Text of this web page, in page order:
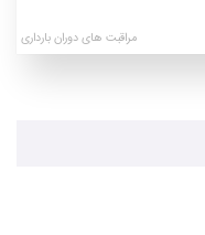
مراقبت های دوران بارداری